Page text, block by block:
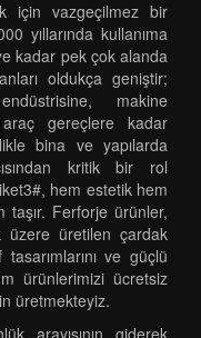
için vazgeçilmez bir
yıllarında kullanıma
kadar pek çok alanda
oldukça geniştir;
makine
araç gereçlere kadar
bina ve yapılarda
kritik bir rol
hem estetik hem
taşır. Ferforje ürünler,
üzere üretilen çardak
ve güçlü
ürünlerimizi ücretsiz
üretmekteyiz.
arayışının giderek